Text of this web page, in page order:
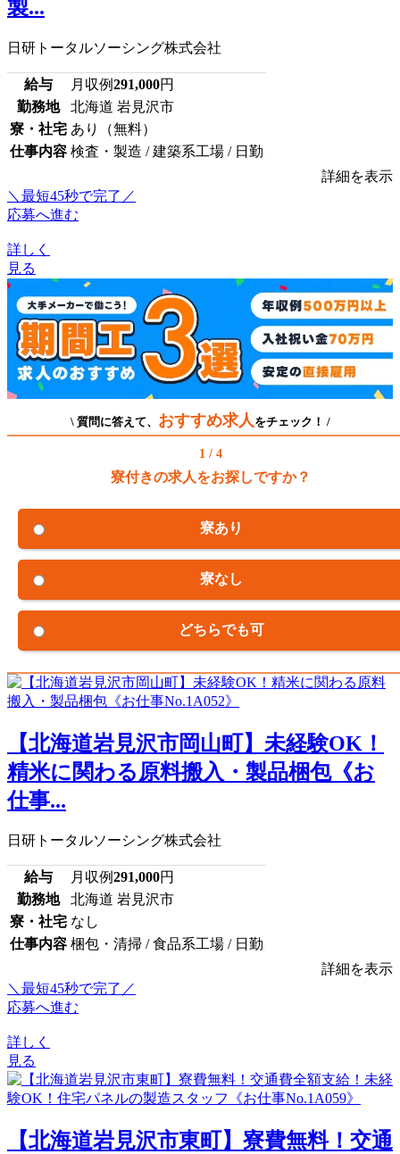
製...
日研トータルソーシング株式会社
給与 月収例291,000円
勤務地
北海道 岩見沢市
寮・社宅 あり（無料）
仕事内容 検査・製造 / 建築系工場 / 日勤
詳細を表示
＼最短45秒で完了／
応募へ進む
詳しく
見る
\ 質問に答えて、 おすすめ求人 をチェック！ /
1 / 4
寮付きの求人をお探しですか？
寮あり
寮なし
どちらでも可
【北海道岩見沢市岡山町】未経験OK！
精米に関わる原料搬入・製品梱包《お
仕事...
日研トータルソーシング株式会社
給与 月収例291,000円
勤務地
北海道 岩見沢市
寮・社宅 なし
仕事内容 梱包・清掃 / 食品系工場 / 日勤
詳細を表示
＼最短45秒で完了／
応募へ進む
詳しく
見る
【北海道岩見沢市東町】寮費無料！交通